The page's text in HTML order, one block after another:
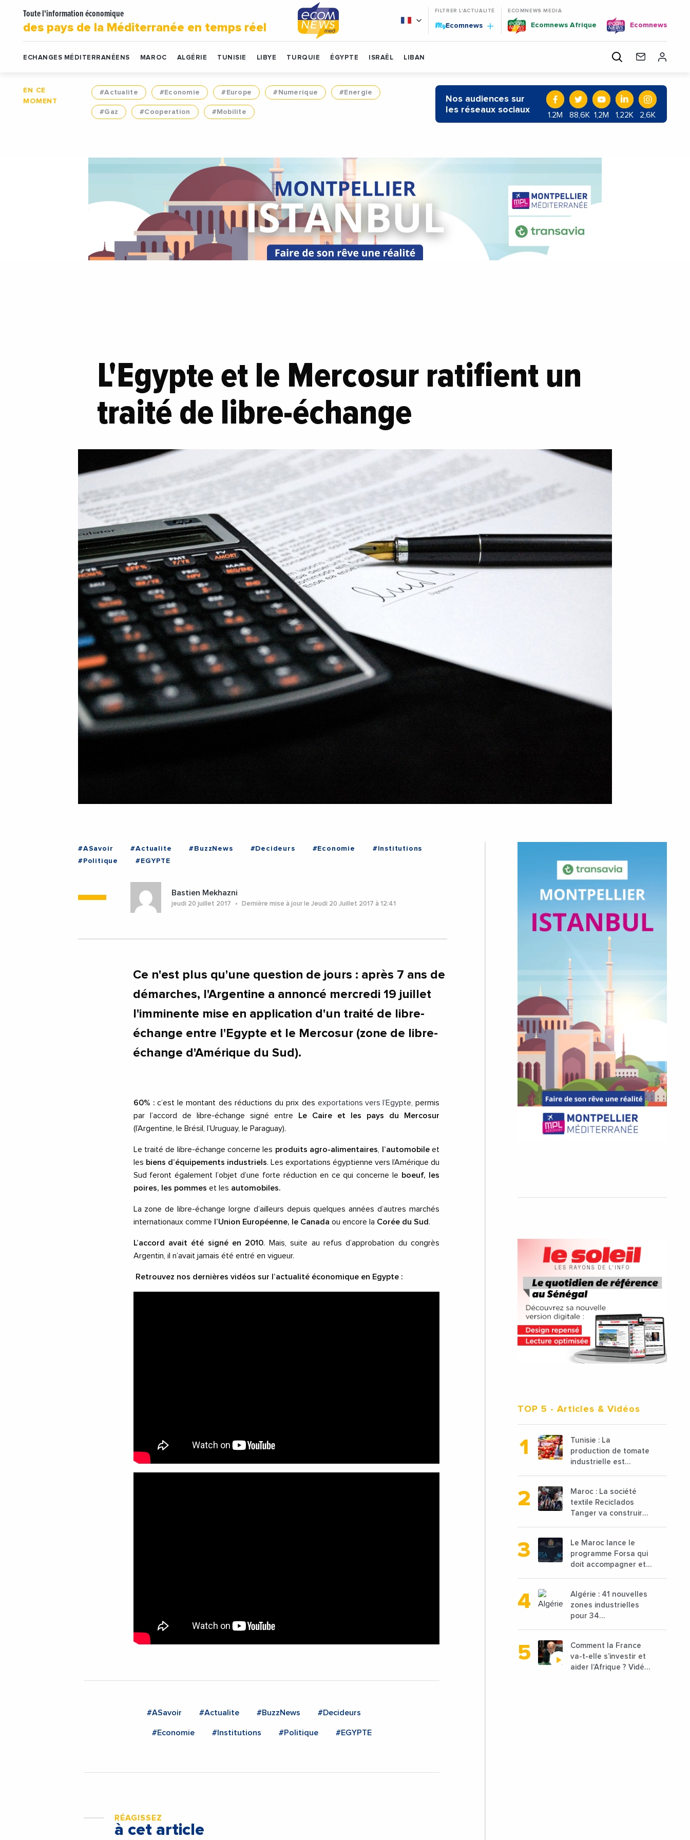
Toute l'information économique
des pays de la Méditerranée en temps réel
FILTRER L'ACTUALITÉ
MyEcomnews
ECOMNEWS MEDIA
Ecomnews Afrique Ecomnews
ECHANGES MÉDITERRANÉENS MAROC ALGÉRIE TUNISIE LIBYE TURQUIE ÉGYPTE ISRAËL LIBAN
EN CE
MOMENT
#Actualite #Economie #Europe #Numerique #Energie
#Gaz #Cooperation #Mobilite
Nos audiences sur
les réseaux sociaux
1.2M 88,6K 1,2M 1,22K 2,6K
L'Egypte et le Mercosur ratifient un
traité de libre-échange
#ASavoir #Actualite #BuzzNews #Decideurs #Economie
#Institutions
#Politique
#EGYPTE
Bastien Mekhazni
jeudi 20 juillet 2017 Dernière mise à jour le Jeudi 20 Juillet 2017 à 12:41
Ce n'est plus qu'une question de jours : après 7 ans de
démarches, l'Argentine a annoncé mercredi 19 juillet
l'imminente mise en application d'un traité de libre-
échange entre l'Egypte et le Mercosur (zone de libre-
échange d'Amérique du Sud).
60% :c’est le montant des réductions du prix des exportations vers l’Egypte, permis
par l’accord de libre-échange signé entre
Le Caire et les pays du Mercosur
(l’Argentine, le Brésil, l’Uruguay, le Paraguay).
Le traité de libre-échange concerne les produits agro-alimentaires l’automobileet
les biens d’équipements industriels. Les exportations égyptienne vers l’Amérique du
Sud feront également l’objet d’une forte réduction en ce qui concerne le boeuf, les
poires, les pommes et les automobiles.
La zone de libre-échange lorgne d’ailleurs depuis quelques années d’autres marchés
internationaux comme
l’Union Européenne, le Canada ou encore la Corée du Sud .
L’accord avait été signé en 2010. Mais, suite au refus d’approbation du congrès
Argentin, il n’avait jamais été entré en vigueur.
Retrouvez nos dernières vidéos sur l’actualité économique en Egypte :
#ASavoir #Actualite #BuzzNews #Decideurs
#Economie #Institutions #Politique #EGYPTE
RÉAGISSEZ
à cet article
TOP 5 - Articles & Vidéos
Tunisie : La
production de tomate
industrielle est
baisse de 15%
Maroc : La société
textile Reciclados
Tanger va construire
traiter les déchets
textiles
Le Maroc lance le
programme Forsa qui
doit accompagner et
avec une enveloppe
de 1,25 milliard de
dirhams
Algérie : 41 nouvelles
zones industrielles
pour 34
Comment la France
va-t-elle s’investir et
aider l’Afrique ? Vidéo